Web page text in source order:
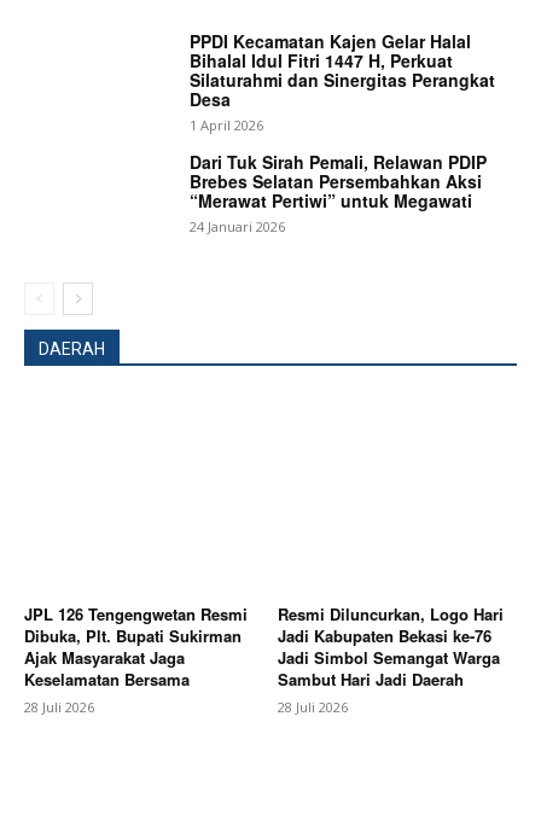
News Week
Magazine PRO
Contact us
Subscription Plans
My account
PPDI Kecamatan Kajen Gelar Halal
Bihalal Idul Fitri 1447 H, Perkuat
Silaturahmi dan Sinergitas Perangkat
Desa
1 April 2026
Dari Tuk Sirah Pemali, Relawan PDIP
Brebes Selatan Persembahkan Aksi
“Merawat Pertiwi” untuk Megawati
24 Januari 2026
DAERAH
JPL 126 Tengengwetan Resmi
Dibuka, Plt. Bupati Sukirman
Ajak Masyarakat Jaga
Keselamatan Bersama
28 Juli 2026
Resmi Diluncurkan, Logo Hari
Jadi Kabupaten Bekasi ke-76
Jadi Simbol Semangat Warga
Sambut Hari Jadi Daerah
28 Juli 2026